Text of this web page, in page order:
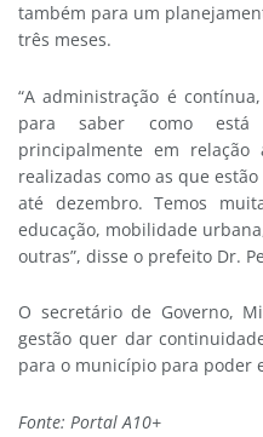
também para um
três meses.
“A administração é
para saber como está
principalmente em
realizadas como as que
até dezembro. Temos
educação, mobilidade
outras”, disse o prefeito Dr.
O secretário de Governo,
gestão quer dar
para o município para poder
Fonte: Portal A10+